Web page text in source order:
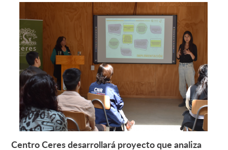
Centro Ceres desarrollará proyecto que analiza